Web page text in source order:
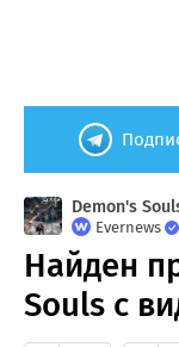
Demon's
Evernews
Найден
Souls с